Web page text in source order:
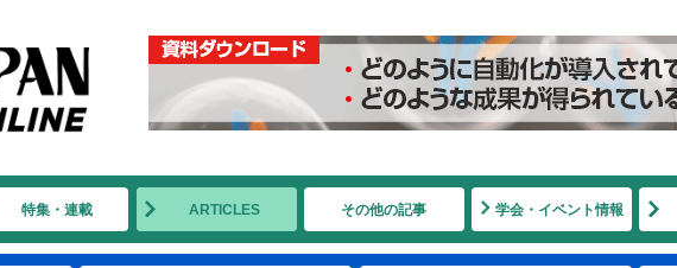
特集・連載 ARTICLES その他の記事 学会・イベント情報